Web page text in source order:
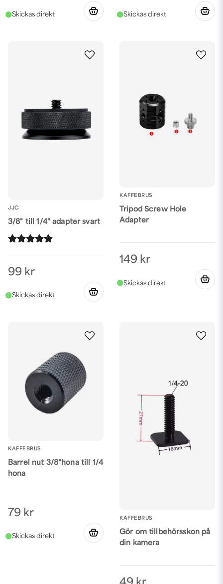
JJC
3/8" till 1/4" adapter svart
99 kr
KAFFEBRUS
Tripod Screw Hole
Adapter
149 kr
KAFFEBRUS
Barrel nut 3/8"hona till 1/4
hona
79 kr KAFFEBRUS
Gör om tillbehörsskon på
din kamera